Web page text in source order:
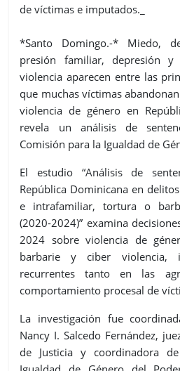
de víctimas e imputados._
*Santo Domingo.-* Miedo,
presión familiar, depresión
violencia aparecen entre las
que muchas víctimas
violencia de género en
revela un análisis de
Comisión para la Igualdad de
El estudio “Análisis de
República Dominicana en
e intrafamiliar, tortura o
(2020-2024)” examina
2024 sobre violencia de
barbarie y ciber violencia,
recurrentes tanto en las
comportamiento procesal de
La investigación fue
Nancy I. Salcedo Fernández,
de Justicia y coordinadora